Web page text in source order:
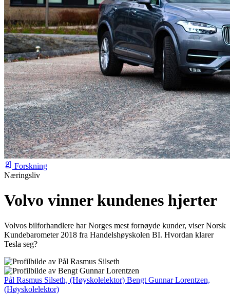
Forskning
Næringsliv
Volvo vinner kundenes hjerter
Volvos bilforhandlere har Norges mest fornøyde kunder, viser Norsk
Kundebarometer 2018 fra Handelshøyskolen BI. Hvordan klarer
Tesla seg?
Pål Rasmus Silseth, (Høyskolelektor) Bengt Gunnar Lorentzen,
(Høyskolelektor)